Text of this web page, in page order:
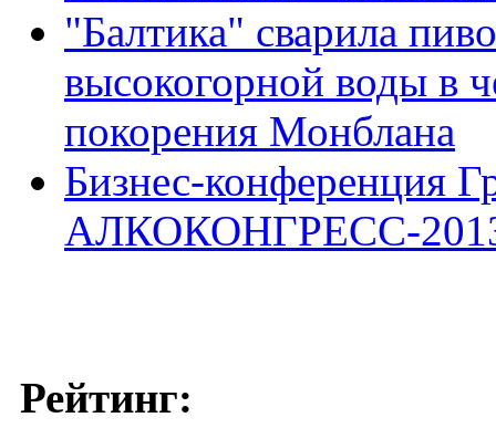
"Балтика" сварила
высокогорной воды в
покорения Монблана
Бизнес-
АЛКОКОНГРЕСС-
Рейтинг: